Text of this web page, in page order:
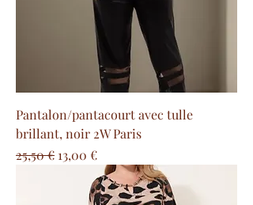
Pantalon/pantacourt avec tulle
brillant, noir 2W Paris
Precio
25,50 € Precio de oferta
13,00 €